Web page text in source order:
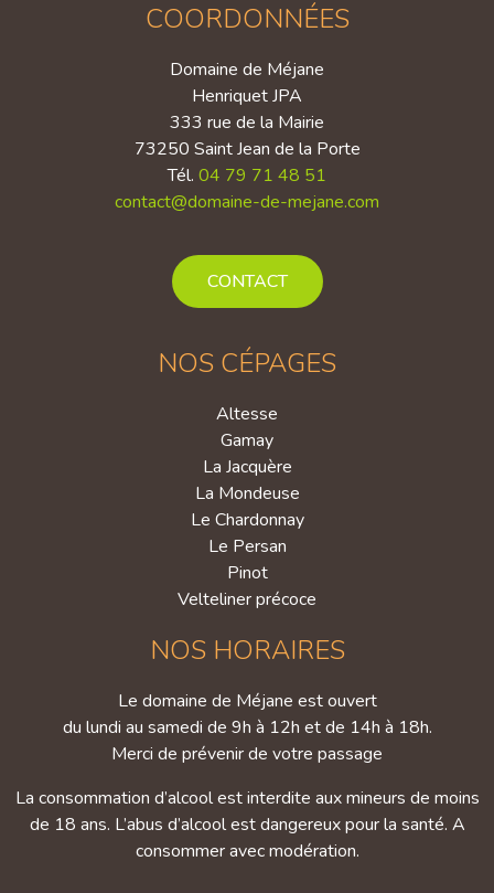
COORDONNÉES
Domaine de Méjane
Henriquet JPA
333 rue de la Mairie
73250 Saint Jean de la Porte
Tél. 04 79 71 48 51
contact@domaine-de-mejane.com
CONTACT
NOS CÉPAGES
Altesse
Gamay
La Jacquère
La Mondeuse
Le Chardonnay
Le Persan
Pinot
Velteliner précoce
NOS HORAIRES
Le domaine de Méjane est ouvert
du lundi au samedi de 9h à 12h et de 14h à 18h.
Merci de prévenir de votre passage
La consommation d’alcool est interdite aux mineurs de moins
de 18 ans. L’abus d’alcool est dangereux pour la santé. A
consommer avec modération.